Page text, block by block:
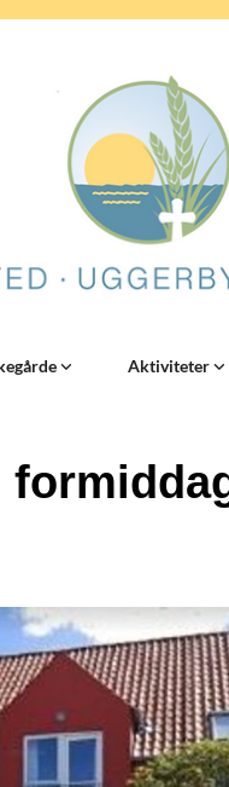
Aktiviteter